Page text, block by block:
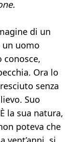
di un
uomo
conosce,
Ora lo
senza
Suo
la sua natura,
poteva che